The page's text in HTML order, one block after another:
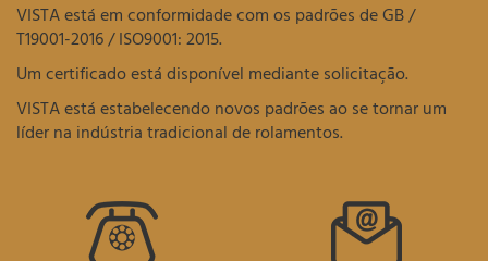
VISTA está em conformidade com os padrões de GB /
T19001-2016 / ISO9001: 2015.
Um certificado está disponível mediante solicitação.
VISTA está estabelecendo novos padrões ao se tornar um
líder na indústria tradicional de rolamentos.